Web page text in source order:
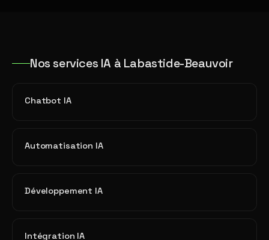
Nos services IA à Labastide-Beauvoir
Chatbot IA
Automatisation IA
Développement IA
Intégration IA